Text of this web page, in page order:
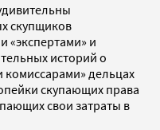
скупщиков
и
историй о
дельцах
скупающих права
свои затраты в